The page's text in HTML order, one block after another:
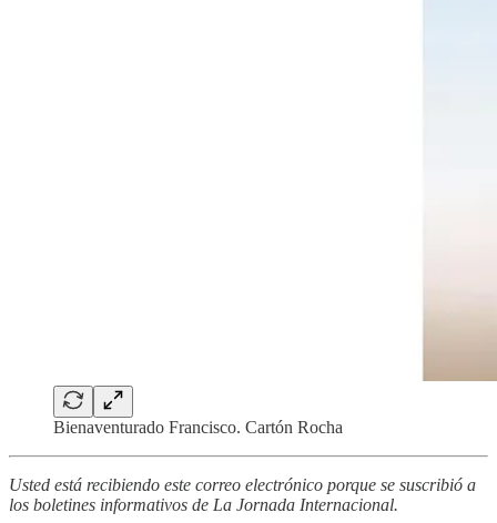
Bienaventurado Francisco. Cartón Rocha
Usted está recibiendo este correo electrónico porque se suscribió a
los boletines informativos de La Jornada Internacional.